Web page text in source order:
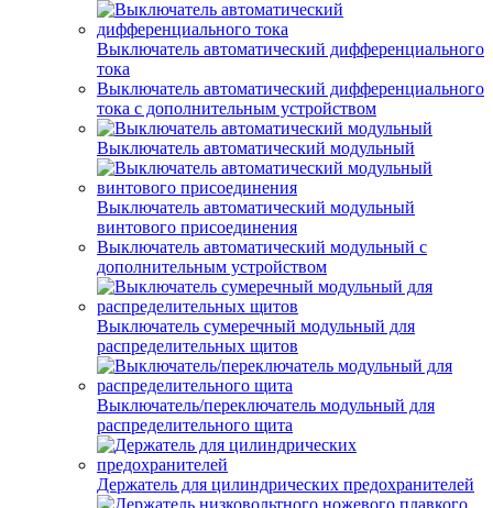
Выключатель автоматический дифференциального
тока
Выключатель автоматический дифференциального
тока с дополнительным устройством
Выключатель автоматический модульный
Выключатель автоматический модульный
винтового присоединения
Выключатель автоматический модульный с
дополнительным устройством
Выключатель сумеречный модульный для
распределительных щитов
Выключатель/переключатель модульный для
распределительного щита
Держатель для цилиндрических предохранителей